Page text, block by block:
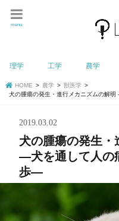
menu
理学 工学 農学
HOME 農学
獣医学
犬の腫瘍の発生・進行メカニズムの解
2019.03.02
犬の腫瘍の発生・
—犬を通して人の
歩—